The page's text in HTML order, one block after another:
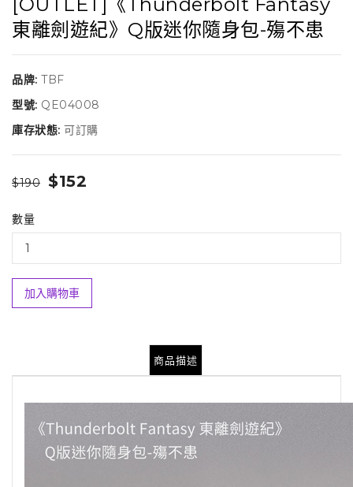
[OUTLET]《Thunderbolt Fantasy
東離劍遊紀》Q版迷你隨身包-殤不患
品牌: TBF
型號: QE04008
庫存狀態: 可訂購
$190 $152
數量
加入購物車
商品描述